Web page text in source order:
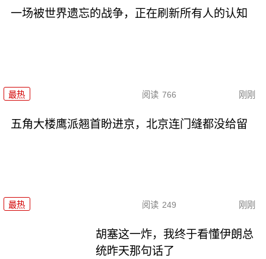
一场被世界遗忘的战争，正在刷新所有人的认知
最热 阅读 766 刚刚
五角大楼鹰派翘首盼进京，北京连门缝都没给留
最热 阅读 249 刚刚
胡塞这一炸，我终于看懂伊朗总
统昨天那句话了